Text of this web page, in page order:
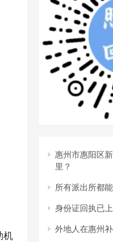
机
惠州市惠阳区
里？
所有派出所都
身份证回执已
外地人在惠州